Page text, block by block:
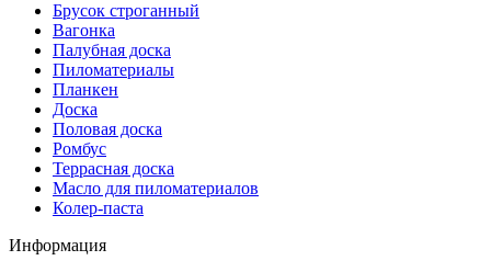
Брусок строганный
Вагонка
Палубная доска
Пиломатериалы
Планкен
Доска
Половая доска
Ромбус
Террасная доска
Масло для пиломатериалов
Колер-паста
Информация